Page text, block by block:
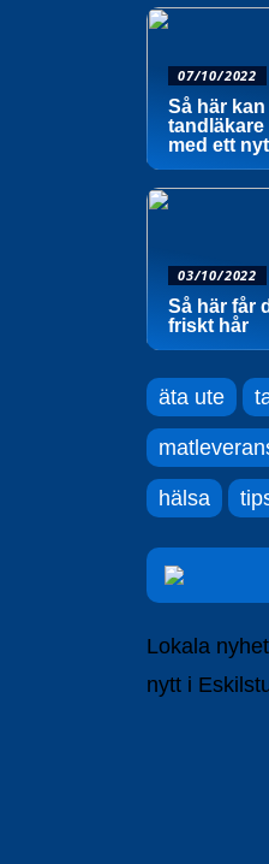
07/10/2022
Så här kan
tandläkare
med ett
03/10/2022
Så här får
friskt hår
äta ute
hälsa
Lokala
nytt i